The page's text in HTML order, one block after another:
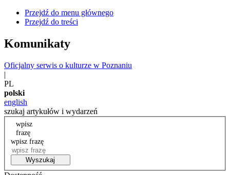
Przejdź do menu głównego
Przejdź do treści
Komunikaty
Oficjalny serwis o kulturze w Poznaniu
|
PL
polski
english
szukaj artykułów i wydarzeń
wpisz
frazę
wpisz frazę
Wyszukaj